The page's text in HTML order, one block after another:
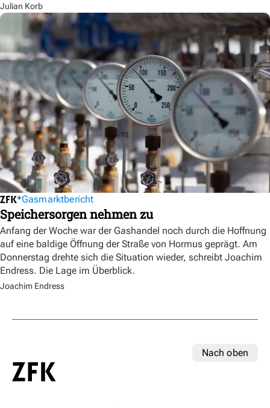
Julian Korb
Gasmarktbericht
Speichersorgen nehmen zu
Anfang der Woche war der Gashandel noch durch die Hoffnung
auf eine baldige Öffnung der Straße von Hormus geprägt. Am
Donnerstag drehte sich die Situation wieder, schreibt Joachim
Endress. Die Lage im Überblick.
Joachim Endress
Nach oben